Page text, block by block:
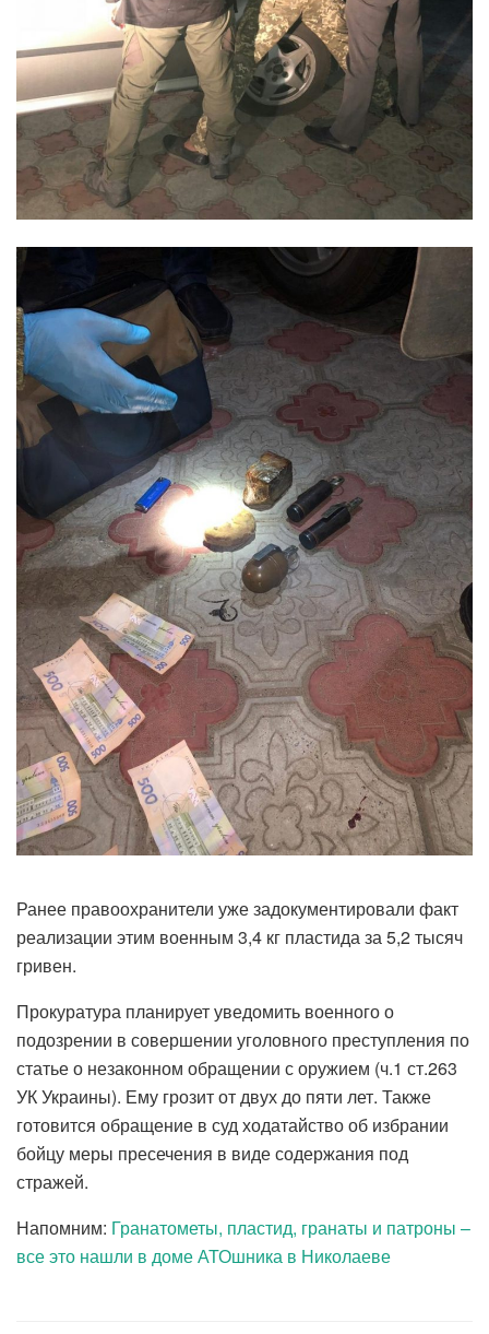
Ранее правоохранители уже задокументировали факт
реализации этим военным 3,4 кг пластида за 5,2 тысяч
гривен.
Прокуратура планирует уведомить военного о
подозрении в совершении уголовного преступления по
статье о незаконном обращении с оружием (ч.1 ст.263
УК Украины). Ему грозит от двух до пяти лет. Также
готовится обращение в суд ходатайство об избрании
бойцу меры пресечения в виде содержания под
стражей.
Напомним: Гранатометы, пластид, гранаты и патроны –
все это нашли в доме АТОшника в Николаеве